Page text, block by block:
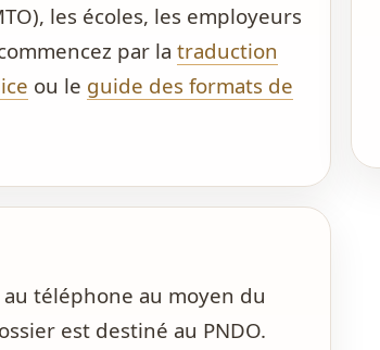
les écoles, les employeurs
par la traduction
ou le guide des formats de
téléphone au moyen du
est destiné au PNDO.